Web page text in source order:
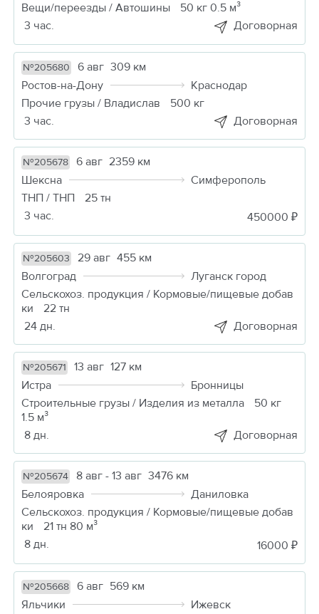
Вещи/переезды / Автошины
50 кг 0.5 м³
3 час.
Договорная
№205680 6 авг 309 км
Ростов-на-Дону
Краснодар
Прочие грузы / Владислав
500 кг
3 час.
Договорная
№205678 6 авг 2359 км
Шексна
Симферополь
ТНП / ТНП
25 тн
3 час.
450000 ₽
№205603 29 авг 455 км
Волгоград
Луганск город
Сельскохоз. продукция / Кормовые/пищевые добав
ки
22 тн
24 дн.
Договорная
№205671 13 авг 127 км
Истра
Бронницы
Строительные грузы / Изделия из металла
50 кг
1.5 м³
8 дн.
Договорная
№205674 8 авг - 13 авг 3476 км
Белояровка
Даниловка
Сельскохоз. продукция / Кормовые/пищевые добав
ки
21 тн 80 м³
8 дн.
16000 ₽
№205668 6 авг 569 км
Яльчики
Ижевск